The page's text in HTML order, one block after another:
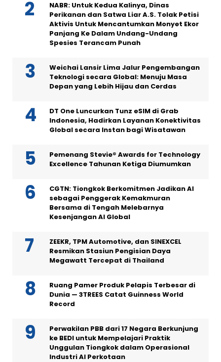
NABR: Untuk Kedua Kalinya, Dinas
Perikanan dan Satwa Liar A.S. Tolak Petisi
Aktivis Untuk Mencantumkan Monyet Ekor
Panjang Ke Dalam Undang-Undang
Spesies Terancam Punah
Weichai Lansir Lima Jalur Pengembangan
Teknologi secara Global: Menuju Masa
Depan yang Lebih Hijau dan Cerdas
DT One Luncurkan Tunz eSIM di Grab
Indonesia, Hadirkan Layanan Konektivitas
Global secara Instan bagi Wisatawan
Pemenang Stevie® Awards for Technology
Excellence Tahunan Ketiga Diumumkan
CGTN: Tiongkok Berkomitmen Jadikan AI
sebagai Penggerak Kemakmuran
Bersama di Tengah Melebarnya
Kesenjangan AI Global
ZEEKR, TPM Automotive, dan SINEXCEL
Resmikan Stasiun Pengisian Daya
Megawatt Tercepat di Thailand
Ruang Pamer Produk Pelapis Terbesar di
Dunia — 3TREES Catat Guinness World
Record
Perwakilan PBB dari 17 Negara Berkunjung
ke BEDI untuk Mempelajari Praktik
Unggulan Tiongkok dalam Operasional
Industri AI Perkotaan